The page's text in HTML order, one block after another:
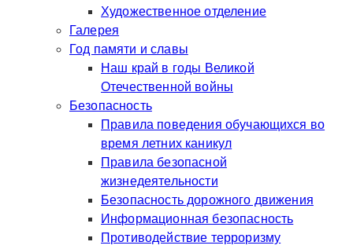
Художественное отделение
Галерея
Год памяти и славы
Наш край в годы Великой
Отечественной войны
Безопасность
Правила поведения обучающихся во
время летних каникул
Правила безопасной
жизнедеятельности
Безопасность дорожного движения
Информационная безопасность
Противодействие терроризму